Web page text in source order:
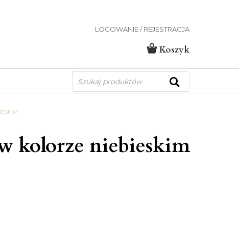
LOGOWANIE / REJESTRACJA
Koszyk
Wyszukiwarka
produktów
kolorze niebieskim